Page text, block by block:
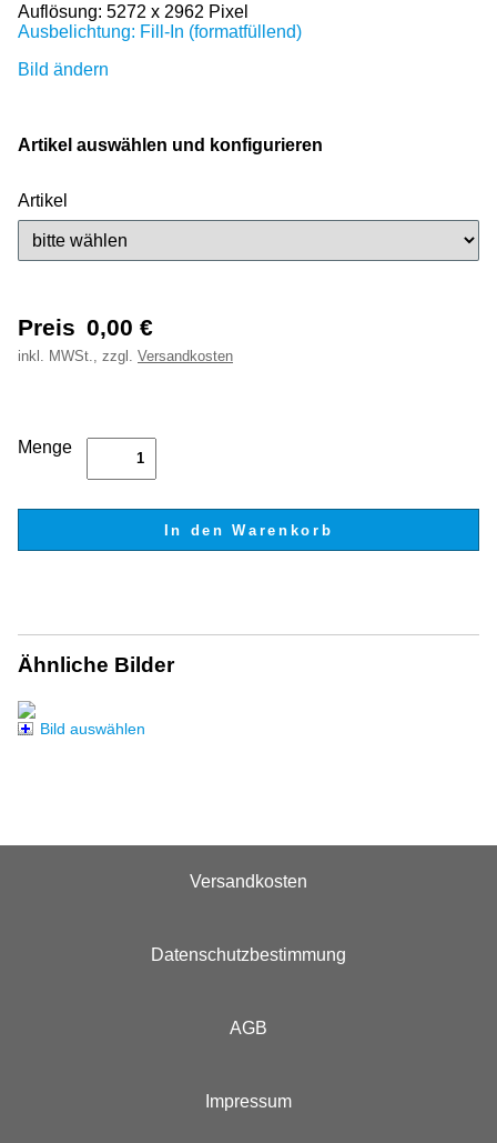
Auflösung: 5272 x 2962 Pixel
Ausbelichtung: Fill-In (formatfüllend)
Bild ändern
Artikel auswählen und konfigurieren
Artikel
Preis 0,00 €
inkl. MWSt., zzgl. Versandkosten
Menge
Ähnliche Bilder
Bild auswählen
Versandkosten
Datenschutzbestimmung
AGB
Impressum